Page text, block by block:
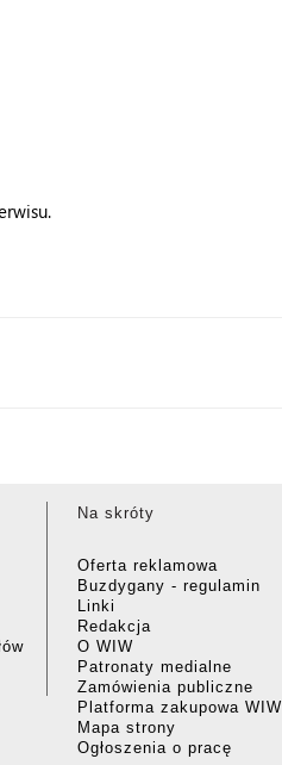
Na skróty
Oferta reklamowa
Buzdygany - regulamin
Linki
Redakcja
O WIW
Patronaty medialne
Zamówienia publiczne
Platforma zakupowa WIW
Mapa strony
Ogłoszenia o pracę